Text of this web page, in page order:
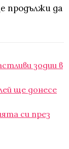
продължи да
зодии в
ще донесе
си през